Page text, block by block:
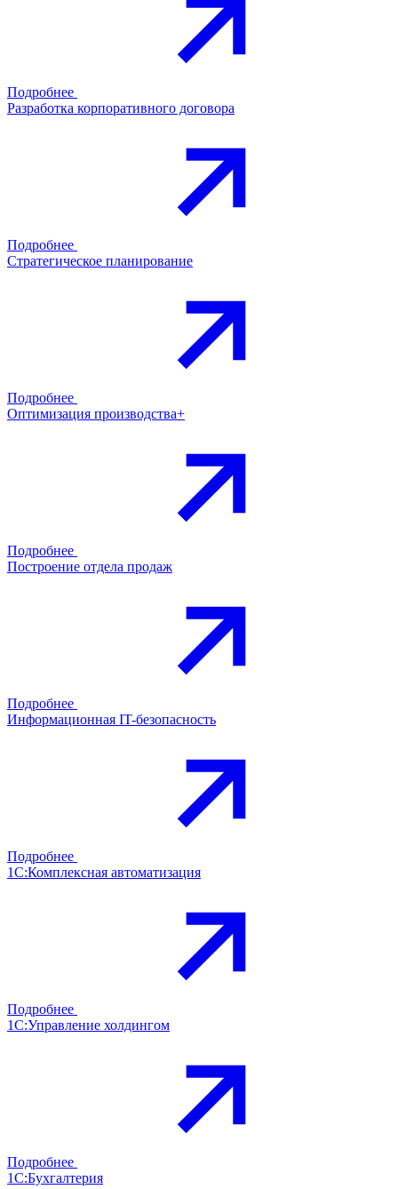
Подробнее
Разработка корпоративного договора
Подробнее
Стратегическое планирование
Подробнее
Оптимизация производства+
Подробнее
Построение отдела продаж
Подробнее
Информационная IT-безопасность
Подробнее
1С:Комплексная автоматизация
Подробнее
1С:Управление холдингом
Подробнее
1С:Бухгалтерия